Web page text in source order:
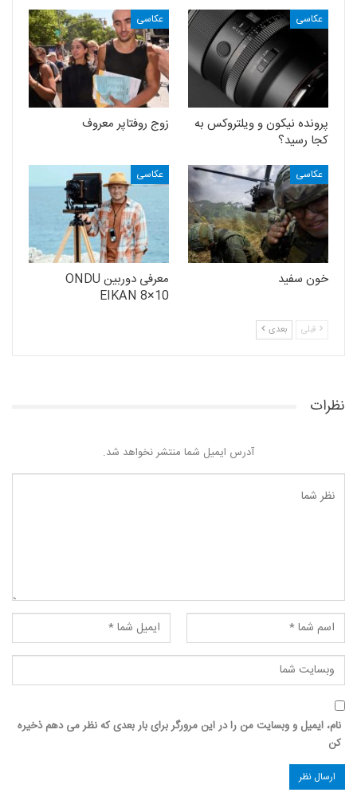
عکاسی
پرونده نیکون و ویلتروکس به
کجا رسید؟
عکاسی
زوج روفتاپر معروف
عکاسی
خون سفید
عکاسی
معرفی دوربین ONDU
EIKAN 8×10
قبلی بعدی
نظرات
آدرس ایمیل شما منتشر نخواهد شد.
نام، ایمیل و وبسایت من را در این مرورگر برای بار بعدی که نظر می دهم ذخیره
کن